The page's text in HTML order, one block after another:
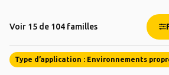
Voir 15 de 104 familles
Type d’application : Environnements